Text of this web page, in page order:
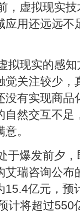
，虚拟现实
用还远远不
拟现实的感
关注较少，
没有实现商品
然交互不足
。
于爆发前夕
艾瑞咨询公
15.4亿元，预
计将超过550